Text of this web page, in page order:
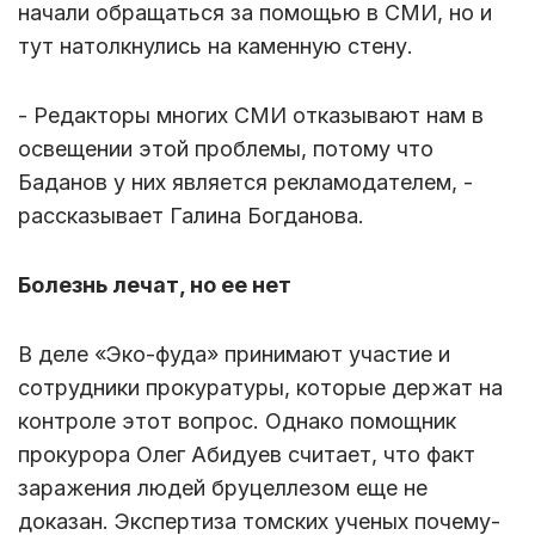
начали обращаться за помощью в СМИ, но и
тут натолкнулись на каменную стену.
- Редакторы многих СМИ отказывают нам в
освещении этой проблемы, потому что
Баданов у них является рекламодателем, -
рассказывает Галина Богданова.
Болезнь лечат, но ее нет
В деле «Эко-фуда» принимают участие и
сотрудники прокуратуры, которые держат на
контроле этот вопрос. Однако помощник
прокурора Олег Абидуев считает, что факт
заражения людей бруцеллезом еще не
доказан. Экспертиза томских ученых почему-